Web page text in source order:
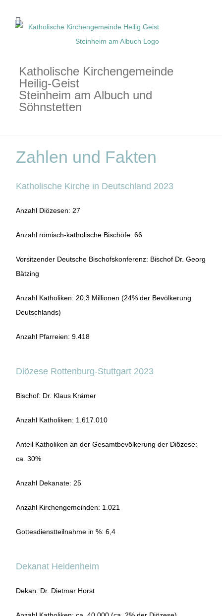
Inhalt
Katholische Kirchengemeinde
Heilig-Geist
Steinheim am Albuch und
Söhnstetten
Zahlen und Fakten
Katholische Kirche in Deutschland 2023
Anzahl Diözesen: 27
Anzahl römisch-katholische Bischöfe: 66
Vorsitzender Deutsche Bischofskonferenz: Bischof Dr. Georg
Bätzing
Anzahl Katholiken: 20,3 Millionen (24% der Bevölkerung
Deutschlands)
Anzahl Pfarreien: 9.418
Diözese Rottenburg-Stuttgart 2023
Bischof: Dr. Klaus Krämer
Anzahl Katholiken: 1.617.010
Anteil Katholiken an der Gesamtbevölkerung der Diözese:
ca. 30%
Anzahl Dekanate: 25
Anzahl Kirchengemeinden: 1.021
Gottesdienstteilnahme in %: 6,4
Dekanat Heidenheim
Dekan: Dr. Dietmar Horst